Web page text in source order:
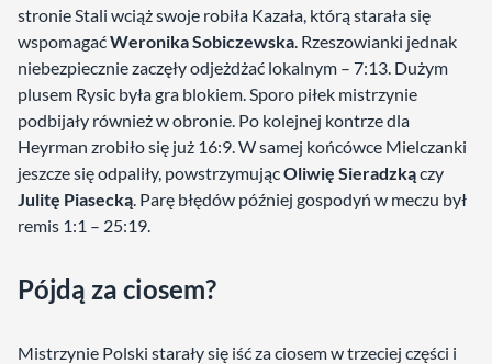
stronie Stali wciąż swoje robiła Kazała, którą starała się
wspomagaćWeronika Sobiczewska. Rzeszowianki jednak
niebezpiecznie zaczęły odjeżdżać lokalnym – 7:13. Dużym
plusem Rysic była gra blokiem. Sporo piłek mistrzynie
podbijały również w obronie. Po kolejnej kontrze dla
Heyrman zrobiło się już 16:9. W samej końcówce Mielczanki
jeszcze się odpaliły, powstrzymującOliwię Sieradzkączy
Julitę Piasecką. Parę błędów później gospodyń w meczu był
remis 1:1 – 25:19.
Pójdą za ciosem?
Mistrzynie Polski starały się iść za ciosem w trzeciej części i